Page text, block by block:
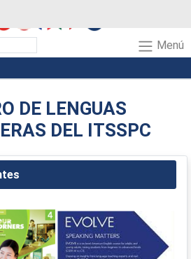
Menú
DE LENGUAS
DEL ITSSPC